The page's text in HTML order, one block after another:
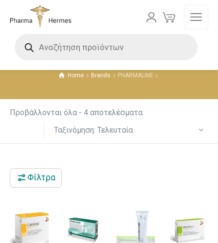
Home Brands PHARMALINE
Προβάλλονται όλα - 4 αποτελέσματα
Ταξινόμηση: Τελευταία
Φίλτρα
14 €
8 10 11 13 14